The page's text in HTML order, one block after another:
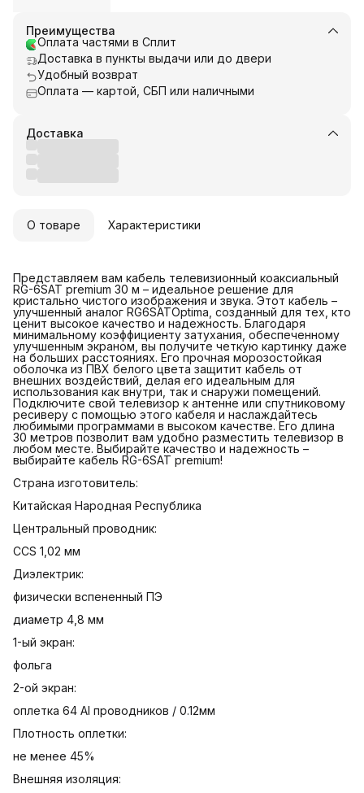
Преимущества
Оплата частями в Сплит
Доставка в пункты выдачи или до двери
Удобный возврат
Оплата — картой, СБП или наличными
Доставка
О товаре Характеристики
Представляем вам кабель телевизионный коаксиальный
RG-6SAT premium 30 м – идеальное решение для
кристально чистого изображения и звука. Этот кабель –
улучшенный аналог RG6SATOptima, созданный для тех, кто
ценит высокое качество и надежность. Благодаря
минимальному коэффициенту затухания, обеспеченному
улучшенным экраном, вы получите четкую картинку даже
на больших расстояниях. Его прочная морозостойкая
оболочка из ПВХ белого цвета защитит кабель от
внешних воздействий, делая его идеальным для
использования как внутри, так и снаружи помещений.
Подключите свой телевизор к антенне или спутниковому
ресиверу с помощью этого кабеля и наслаждайтесь
любимыми программами в высоком качестве. Его длина
30 метров позволит вам удобно разместить телевизор в
любом месте. Выбирайте качество и надежность –
выбирайте кабель RG-6SAT premium!
Страна изготовитель:
Китайская Народная Республика
Центральный проводник:
CCS 1,02 мм
Диэлектрик:
физически вспененный ПЭ
диаметр 4,8 мм
1-ый экран:
фольга
2-ой экран:
оплетка 64 Al проводников / 0.12мм
Плотность оплетки:
не менее 45%
Внешняя изоляция: